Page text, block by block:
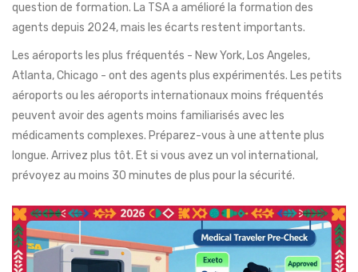
question de formation. La TSA a amélioré la formation des
agents depuis 2024, mais les écarts restent importants.
Les aéroports les plus fréquentés - New York, Los Angeles,
Atlanta, Chicago - ont des agents plus expérimentés. Les petits
aéroports ou les aéroports internationaux moins fréquentés
peuvent avoir des agents moins familiarisés avec les
médicaments complexes. Préparez-vous à une attente plus
longue. Arrivez plus tôt. Et si vous avez un vol international,
prévoyez au moins 30 minutes de plus pour la sécurité.